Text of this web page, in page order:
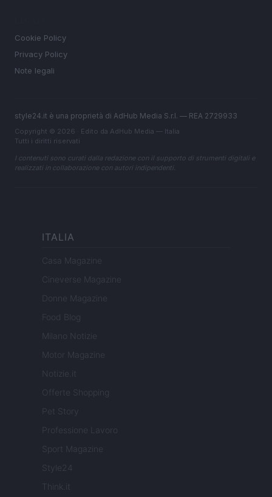
Cookie Policy
Privacy Policy
Note legali
style24.it è una proprietà di AdHub Media S.r.l. — REA 2729933
Copyright © 2026 · Edito da AdHub Media — Italia
Tutti i diritti riservati
I contenuti sono curati dalla redazione con il supporto di strumenti digitali e
realizzati in collaborazione con autori indipendenti.
ITALIA
Casa Magazine
Cineverse Magazine
Donne Magazine
Food Blog
Milano Notizie
Motor Magazine
Notizie.it
Offerte Shopping
Pet Story
Professione Lavoro
Sport Magazine
Style24
Think.it